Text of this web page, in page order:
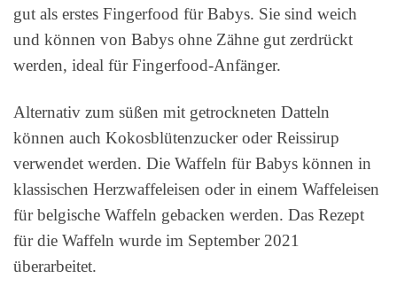
gut als erstes Fingerfood für Babys. Sie sind weich
und können von Babys ohne Zähne gut zerdrückt
werden, ideal für Fingerfood-Anfänger.
Alternativ zum süßen mit getrockneten Datteln
können auch Kokosblütenzucker oder Reissirup
verwendet werden. Die Waffeln für Babys können in
klassischen Herzwaffeleisen oder in einem Waffeleisen
für belgische Waffeln gebacken werden. Das Rezept
für die Waffeln wurde im September 2021
überarbeitet.